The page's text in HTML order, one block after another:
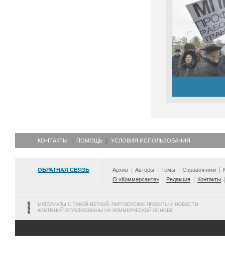
КОНТАКТЫ ПОМОЩЬ УСЛОВИЯ ИСПОЛЬЗОВАНИЯ
ОБРАТНАЯ СВЯЗЬ Архив Авторы Темы Справочники
О «Коммерсанте»
Редакция Контакты
МАТЕРИАЛЫ С ТАКОЙ МЕТКОЙ, ПАРТНЕРСКИЕ ПРОЕКТЫ И НОВОСТИ
КОМПАНИЙ ОПУБЛИКОВАНЫ НА КОММЕРЧЕСКОЙ ОСНОВЕ